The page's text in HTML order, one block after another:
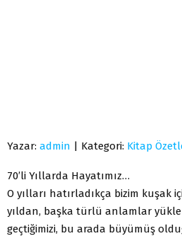
Yazar: admin | Kategori: Kitap
70’li Yıllarda Hayatımız…
O yılları hatırladıkça bizim kuşak
yıldan, başka türlü anlamlar
geçtiğimizi, bu arada büyümüş